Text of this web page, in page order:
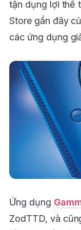
tận dụng lợi thế
Store gần đây
các ứng dụng
Ứng dụng
ZodTTD, và